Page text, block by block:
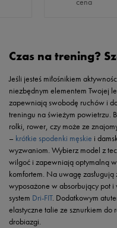
Czas na trening?
Jeśli jesteś miłośnikiem
niezbędnym elementem Twojej
zapewniają swobodę ruchów i
treningu na świeżym powietrzu.
rolki, rower, czy może ze
– krótkie spodenki męskie i
wyzwaniom. Wybierz model z
wilgoć i zapewniają optymalną
komfortem. Na uwagę zasługują
wyposażone w absorbujący pot i
system Dri-FIT. Dodatkowym
elastyczne talie ze sznurkiem
drobiazgi.